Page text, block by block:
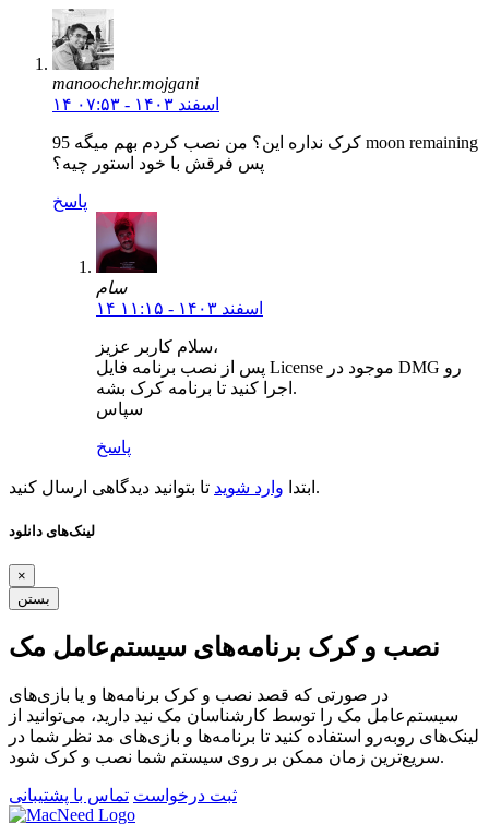
manoochehr.mojgani
۱۴ اسفند ۱۴۰۳ - ۰۷:۵۳
کرک نداره این؟ من نصب کردم بهم میگه 95 moon remaining
پس فرقش با خود استور چیه؟
پاسخ
سام
۱۴ اسفند ۱۴۰۳ - ۱۱:۱۵
سلام کاربر عزیز،
پس از نصب برنامه فایل License موجود در DMG رو
اجرا کنید تا برنامه کرک بشه.
سپاس
پاسخ
ابتدا وارد شوید تا بتوانید دیدگاهی ارسال کنید.
لینک‌های دانلود
×
بستن
نصب و کرک برنامه‌های سیستم‌عامل مک
در صورتی که قصد نصب و کرک برنامه‌ها و یا بازی‌های
سیستم‌عامل مک را توسط کارشناسان مک نید دارید، می‌توانید از
لینک‌های رو‌به‌رو استفاده کنید تا برنامه‌ها و بازی‌های مد نظر شما در
سریع‌ترین زمان ممکن بر روی سیستم شما نصب و کرک شود.
ثبت درخواست تماس با پشتیبانی